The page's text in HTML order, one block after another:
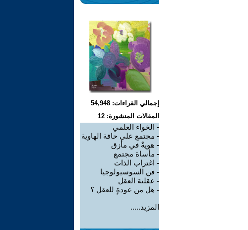
إجمالي القراءات: 54,948
المقالات المنشورة: 12
- الخواء العلمي
- مجتمع على حافة الهاوية
- هويةٌ في مأزق
- مأساة مجتمع
- اغتراب الذات
- فن السوسيولوجيا
- عقلنة العقل
- هل من عودةٍ للعقل ؟
المزيد.....